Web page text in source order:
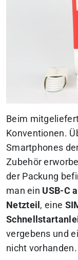
Beim
Konventionen.
Smartphones
Zubehör
der Packung
man ein USB-C
Netzteil , eine
vergebens und
nicht vorhanden.